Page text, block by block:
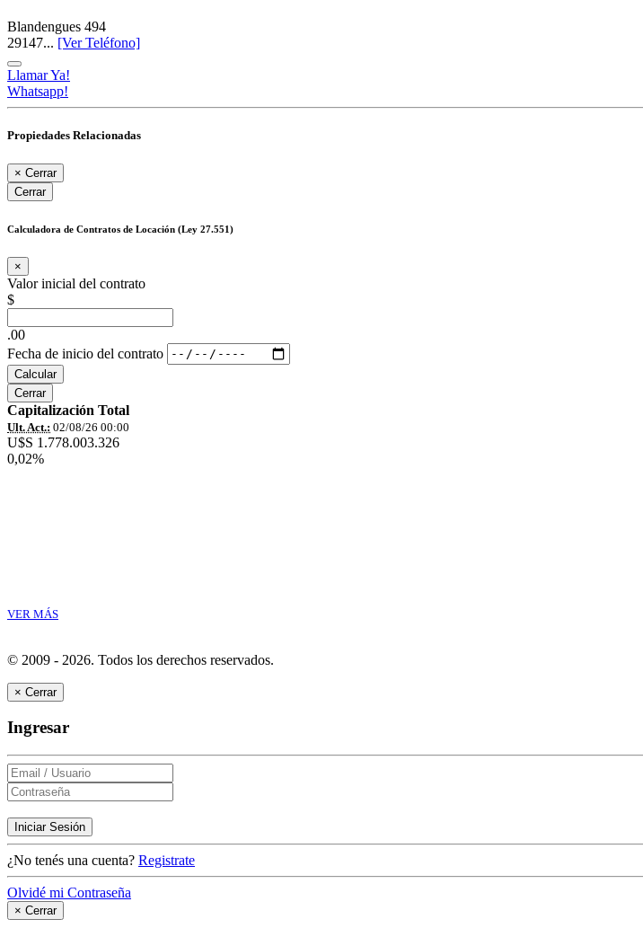
Blandengues 494
29147... [Ver Teléfono]
Llamar Ya!
Whatsapp!
Propiedades Relacionadas
× Cerrar
Cerrar
Calculadora de Contratos de Locación (Ley 27.551)
×
Valor inicial del contrato
$
.00
Fecha de inicio del contrato
Calcular
Cerrar
Capitalización Total
Ult. Act.: 02/08/26 00:00
U$S 1.778.003.326
0,02%
VER MÁS
© 2009 - 2026. Todos los derechos reservados.
× Cerrar
Ingresar
Iniciar Sesión
¿No tenés una cuenta? Registrate
Olvidé mi Contraseña
× Cerrar